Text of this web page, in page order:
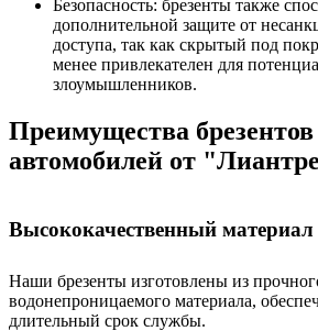
Безопасность: брезенты также
дополнительной защите от
доступа, так как скрытый под
менее привлекателен для
злоумышленников.
Преимущества
автомобилей от
Высококачественный материал
Наши брезенты изготовлены из
водонепроницаемого материала,
длительный срок службы.